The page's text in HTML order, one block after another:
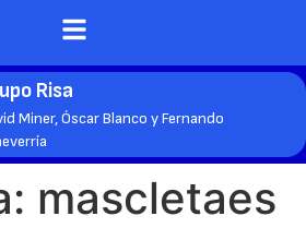
Risa
Miner, Óscar Blanco y Fernando
mascletaes